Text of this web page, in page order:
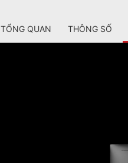
TỔNG QUAN THÔNG SỐ